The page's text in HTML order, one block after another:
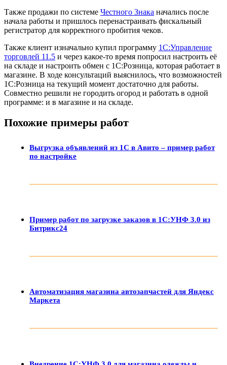
Также продажи по системе Честного Знака начались после
начала работы и пришлось перенастраивать фискальный
регистратор для корректного пробития чеков.
Также клиент изначально купил программу 1С:Управление
торговлей 11.5 и через какое-то время попросил настроить её
на складе и настроить обмен с 1С:Розница, которая работает в
магазине. В ходе консультаций выяснилось, что возможностей
1С:Розница на текущий момент достаточно для работы.
Совместно решили не городить огород и работать в одной
программе: и в магазине и на складе.
Похожие примеры работ
Выгрузка объявлений из 1С в Авито – пример работ
по настройке
Пример работ по загрузке заказов в 1С:УНФ 3.0 из
Битрикс24
Автоматизация магазина автозапчастей для Яндекс
Маркета